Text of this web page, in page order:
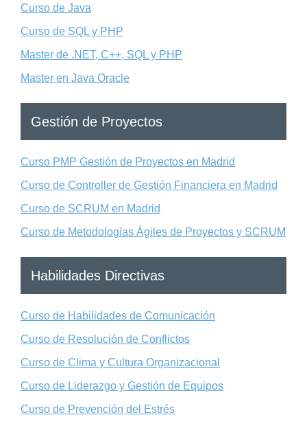
Curso de Java
Curso de SQL y PHP
Master de .NET, C++, SQL y PHP
Master en Java Oracle
Gestión de Proyectos
Curso PMP Gestión de Proyectos en Madrid
Curso de Controller de Gestión Financiera en Madrid
Curso de SCRUM en Madrid
Curso de Metodologías Ágiles de Proyectos y SCRUM
Habilidades Directivas
Curso de Habilidades de Comunicación
Curso de Resolución de Conflictos
Curso de Clima y Cultura Organizacional
Curso de Liderazgo y Gestión de Equipos
Curso de Prevención del Estrés